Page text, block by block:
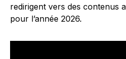
redirigent vers des contenus
pour l’année 2026.